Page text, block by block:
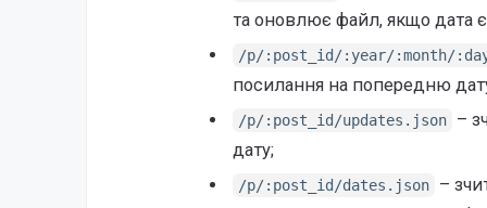
та оновлює файл, якщо дата є
/p/:post_id/:year/:month/
посилання на попередню
/p/:post_id/updates.json
–
дату;
/p/:post_id/dates.json
–